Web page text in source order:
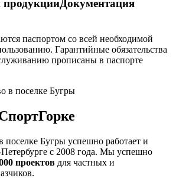
Документация
паспортом со всей необходимой
Гарантийные обязательства
прописаны в паспорте
поселке Бугры успешно работает и
Петербурге с 2008 года. Мы успешно
проектов для частных и